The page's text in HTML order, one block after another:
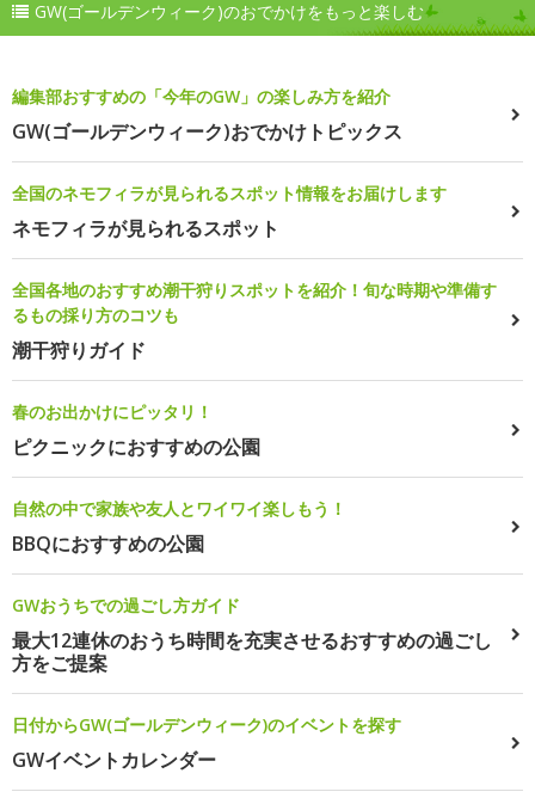
GW(ゴールデンウィーク)のおでかけをもっと楽しむ
編集部おすすめの「今年のGW」の楽しみ方を紹介
GW(ゴールデンウィーク)おでかけトピックス
全国のネモフィラが見られるスポット情報をお届けします
ネモフィラが見られるスポット
全国各地のおすすめ潮干狩りスポットを紹介！旬な時期や準備す
るもの採り方のコツも
潮干狩りガイド
春のお出かけにピッタリ！
ピクニックにおすすめの公園
自然の中で家族や友人とワイワイ楽しもう！
BBQにおすすめの公園
GWおうちでの過ごし方ガイド
最大12連休のおうち時間を充実させるおすすめの過ごし
方をご提案
日付からGW(ゴールデンウィーク)のイベントを探す
GWイベントカレンダー